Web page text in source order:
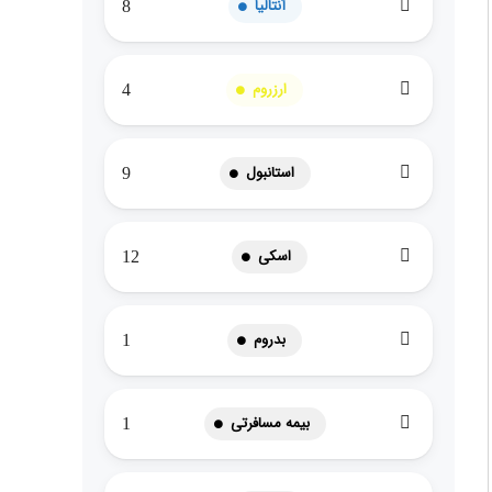
آنتالیا 8
ارزروم 4
استانبول 9
اسکی 12
بدروم 1
بیمه مسافرتی 1